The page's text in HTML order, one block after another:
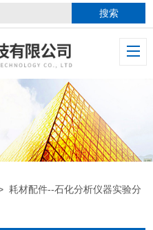
耗材配件--石化分析仪器实验分